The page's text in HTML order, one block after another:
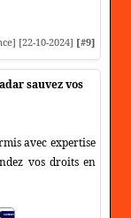
[22-10-2024] [#9]
sauvez vos
avec expertise
vos droits en